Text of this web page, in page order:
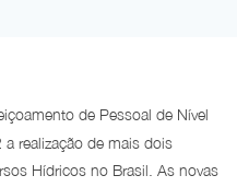
de Pessoal de Nível
realização de mais dois
Hídricos no Brasil. As novas